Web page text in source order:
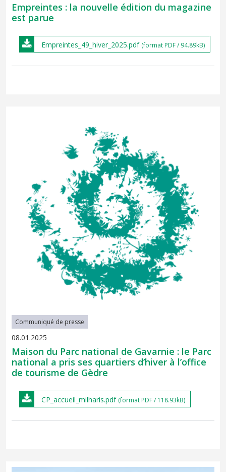
Empreintes : la nouvelle édition du magazine
est parue
Empreintes_49_hiver_2025.pdf (format PDF / 94.89kB)
Communiqué de presse
08.01.2025
Maison du Parc national de Gavarnie : le Parc
national a pris ses quartiers d’hiver à l’office
de tourisme de Gèdre
CP_accueil_milharis.pdf (format PDF / 118.93kB)